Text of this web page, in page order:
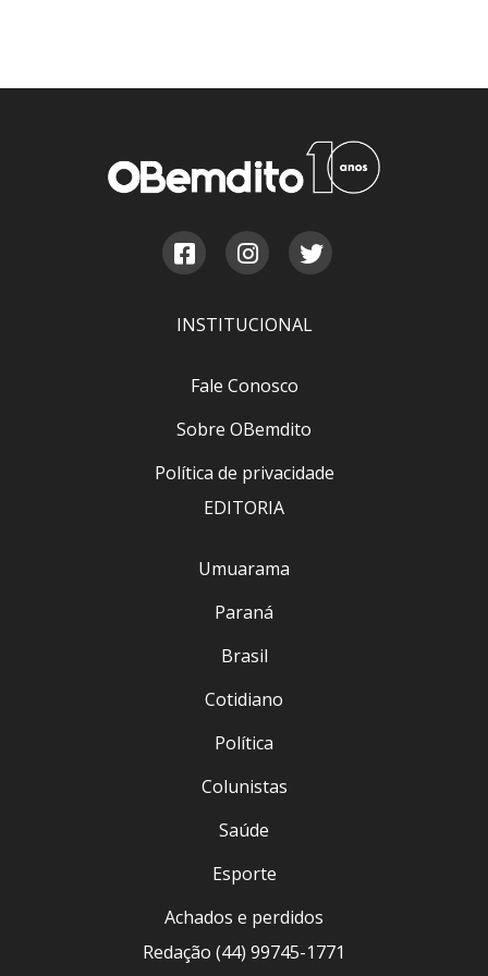
INSTITUCIONAL
Fale Conosco
Sobre OBemdito
Política de privacidade
EDITORIA
Umuarama
Paraná
Brasil
Cotidiano
Política
Colunistas
Saúde
Esporte
Achados e perdidos
Redação (44) 99745-1771